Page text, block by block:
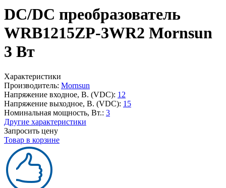
DC/DC преобразователь
WRB1215ZP-3WR2 Mornsun
3 Вт
Характеристики
Производитель: Mornsun
Напряжение входное, В. (VDC): 12
Напряжение выходное, В. (VDC): 15
Номинальная мощность, Вт.: 3
Другие характеристики
Запросить цену
Товар в корзине